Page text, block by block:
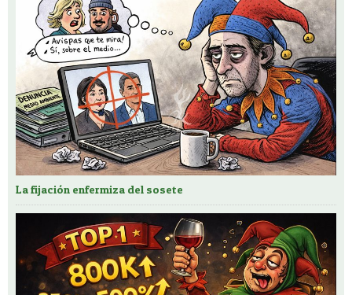
La fijación enfermiza del sosete